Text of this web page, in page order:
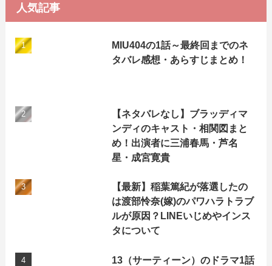
ブ
人気記事
MIU404の1話～最終回までのネ
タバレ感想・あらすじまとめ！
【ネタバレなし】ブラッディマ
ンディのキャスト・相関図まと
め！出演者に三浦春馬・芦名
星・成宮寛貴
【最新】稲葉篤紀が落選したの
は渡部怜奈(嫁)のパワハラトラブ
ルが原因？LINEいじめやインス
タについて
13（サーティーン）のドラマ1話